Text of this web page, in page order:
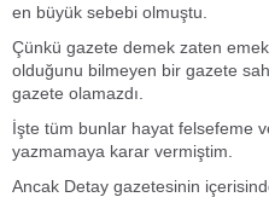
en büyük sebebi olmuştu.
Çünkü gazete demek zaten
olduğunu bilmeyen bir gazete
gazete olamazdı.
İşte tüm bunlar hayat felsefeme
yazmamaya karar vermiştim.
Ancak Detay gazetesinin